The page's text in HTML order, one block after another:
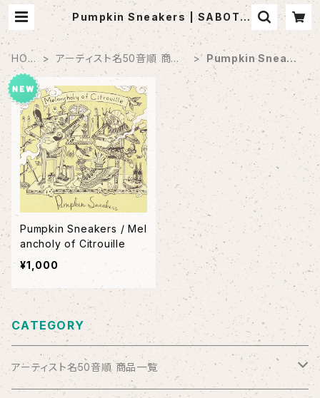
Pumpkin Sneakers | SABOTE
N MUSIC (セレクトCDショップ)
HOM
E
アーティスト名50音順 商品
一覧
Pumpkin Sneake
rs
Pumpkin Sneakers / Mel
ancholy of Citrouille
¥1,000
CATEGORY
アーティスト名50音順 商品一覧